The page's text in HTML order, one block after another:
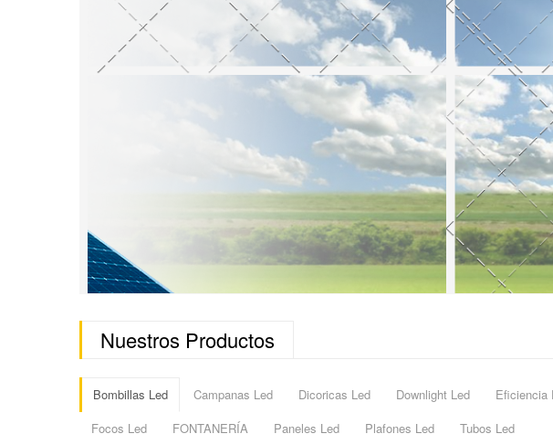
Nuestros Productos
Bombillas Led Campanas Led Dicoricas Led Downlight Led Eficiencia
Focos Led
FONTANERÍA Paneles Led Plafones Led Tubos Led